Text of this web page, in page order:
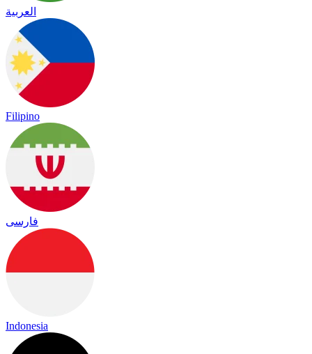
العربية
Filipino
فارسی
Indonesia